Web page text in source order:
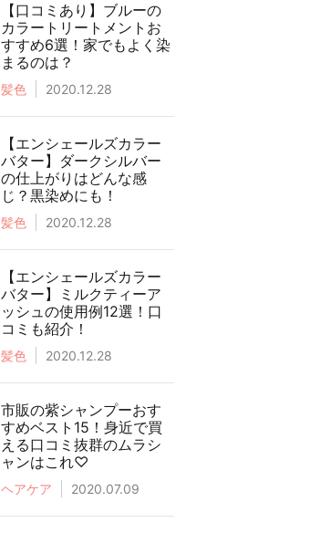
【口コミあり】ブルーの
カラートリートメントお
すすめ6選！家でもよく染
まるのは？
髪色 2020.12.28
【エンシェールズカラー
バター】ダークシルバー
の仕上がりはどんな感
じ？黒染めにも！
髪色 2020.12.28
【エンシェールズカラー
バター】ミルクティーア
ッシュの使用例12選！口
コミも紹介！
髪色 2020.12.28
市販の紫シャンプーおす
すめベスト15！身近で買
える口コミ抜群のムラシ
ャンはこれ♡
ヘアケア 2020.07.09